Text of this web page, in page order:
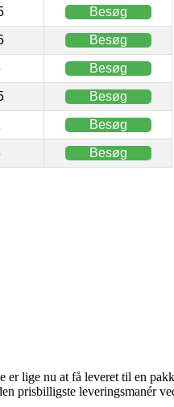
Besøg
Besøg
Besøg
Besøg
Besøg
Besøg
lige nu at få leveret til en
prisbilligste leveringsmanér